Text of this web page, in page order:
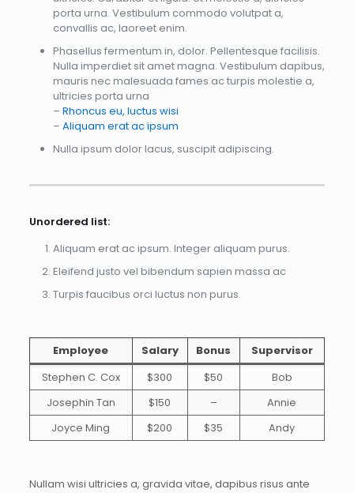
porta urna. Vestibulum commodo volutpat a,
convallis ac, laoreet enim.
Phasellus fermentum in, dolor. Pellentesque facilisis.
Nulla imperdiet sit amet magna. Vestibulum dapibus,
mauris nec malesuada fames ac turpis molestie a,
ultricies porta urna
– Rhoncus eu, luctus wisi
– Aliquam erat ac ipsum
Nulla ipsum dolor lacus, suscipit adipiscing.
Unordered list:
Aliquam erat ac ipsum. Integer aliquam purus.
Eleifend justo vel bibendum sapien massa ac
Turpis faucibus orci luctus non purus.
Employee Salary Bonus
Supervisor
Stephen C. Cox
$300 $50
Bob
Josephin Tan
$150 –
Annie
Joyce Ming
$200 $35 Andy
Nullam wisi ultricies a, gravida vitae, dapibus risus ante